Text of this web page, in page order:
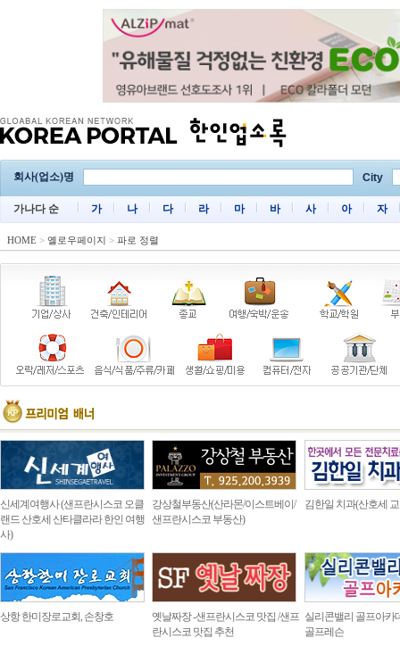
회사(업소)명 City
가나다 순 가 나 다 라 마 바 사 아 자
HOME > 옐로우페이지 > 파로 정렬
신세계여행사 (샌프란시스코 오클
랜드 산호세 산타클라라 한인 여행
사)
강상철부동산(산라몬/이스트베이/
샌프란시스코 부동산)
김한일 치과(산호세
상항 한미장로교회, 손창호
옛날짜장 -샌프란시스코 맛집 /샌프
란시스코 맛집 추천
실리콘밸리 골프아카
골프레슨